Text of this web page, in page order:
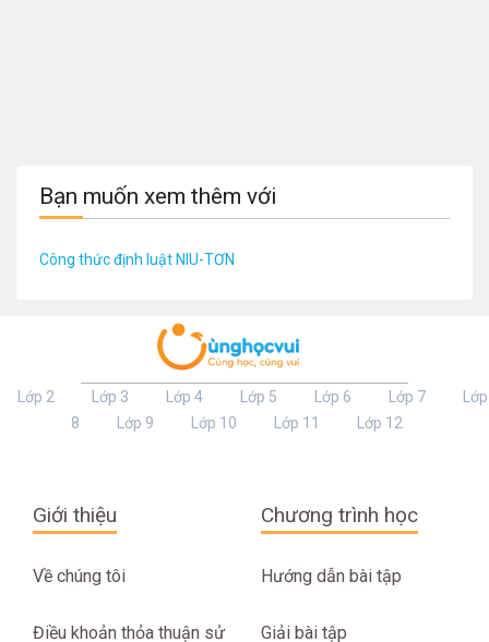
Bạn muốn xem thêm với
Công thức định luật NIU-TƠN
Lớp 2 Lớp 3 Lớp 4 Lớp 5 Lớp 6 Lớp 7
Lớp
8
Lớp 9 Lớp 10 Lớp 11 Lớp 12
Giới thiệu
Về chúng tôi
Điều khoản thỏa thuận sử
Chương trình học
Hướng dẫn bài tập
Giải bài tập